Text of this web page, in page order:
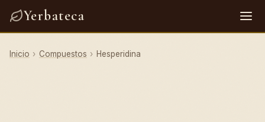
Yerbateca
Inicio › Compuestos › Hesperidina